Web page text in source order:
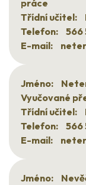
práce
Třídní učitel:
Telefon:
566
E-mail:
Jméno:
Vyučované
Třídní učitel:
Telefon:
566
E-mail:
Jméno: